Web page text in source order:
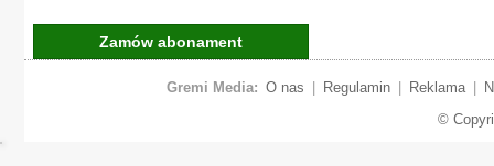
Zamów abonament
Gremi Media: O nas Regulamin Reklama
©